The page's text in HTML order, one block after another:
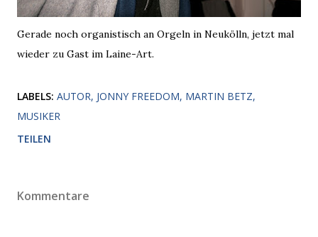
Gerade noch organistisch an Orgeln in Neukölln, jetzt mal
wieder zu Gast im Laine-Art.
LABELS: AUTOR JONNY FREEDOM MARTIN BETZ
MUSIKER
TEILEN
Kommentare